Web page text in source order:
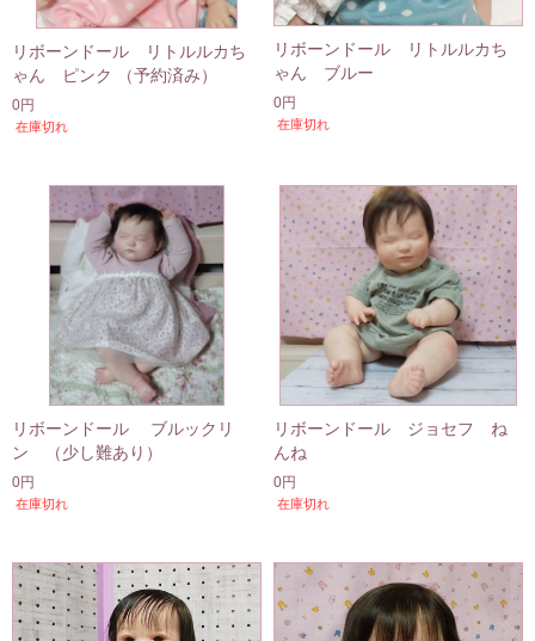
リボーンドール リトルルカち
ゃん ピンク （予約済み）
0円
在庫切れ
リボーンドール リトルルカち
ゃん ブルー
0円
在庫切れ
リボーンドール ブルックリ
ン （少し難あり）
0円
在庫切れ
リボーンドール ジョセフ ね
んね
0円
在庫切れ